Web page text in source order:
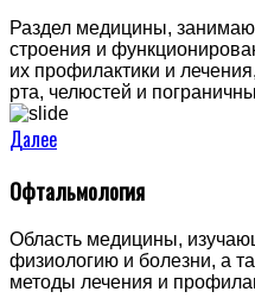
Раздел медицины,
строения и
их профилактики и
рта, челюстей и
Далее
Офтальмология
Область медицины,
физиологию и болезни, а
методы лечения и